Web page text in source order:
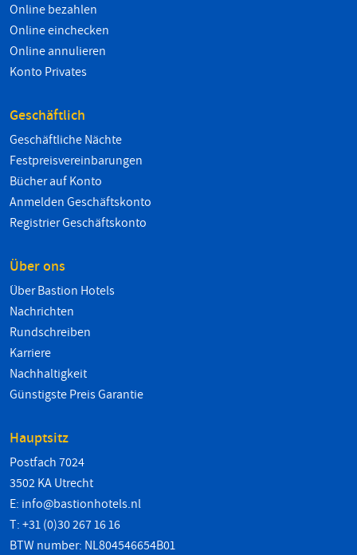
Online bezahlen
Online einchecken
Online annulieren
Konto Privates
Geschäftlich
Geschäftliche Nächte
Festpreisvereinbarungen
Bücher auf Konto
Anmelden Geschäftskonto
Registrier Geschäftskonto
Über ons
Über Bastion Hotels
Nachrichten
Rundschreiben
Karriere
Nachhaltigkeit
Günstigste Preis Garantie
Hauptsitz
Postfach 7024
3502 KA Utrecht
E: info@bastionhotels.nl
T: +31 (0)30 267 16 16
BTW number: NL804546654B01